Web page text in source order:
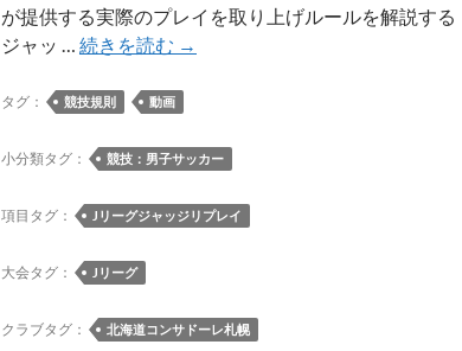
が提供する実際のプレイを取り上げルールを解説する
ジャッ … 続きを読む 『Ｊ
ー
ジ
ッ
レ
→
タグ： 競技規則 動画
小分類タグ： 競技：男子サッカー
項目タグ： Jリーグジャッジリプレイ
大会タグ： Jリーグ
クラブタグ： 北海道コンサドーレ札幌